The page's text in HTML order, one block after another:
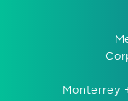
Monterrey